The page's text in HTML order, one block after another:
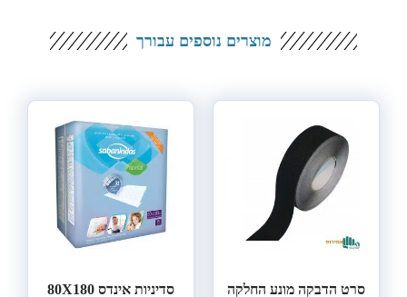
מוצרים נוספים עבורך
סרט הדבקה מונע החלקה סדיניות אינדס 80X180